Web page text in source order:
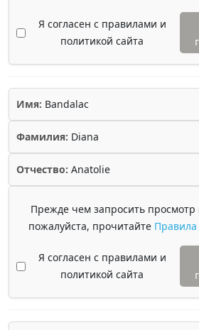
Я согласен с правилами и
политикой сайта
Имя: Bandalac
Фамилия: Diana
Отчество: Anatolie
Прежде чем запросить
пожалуйста, прочитайте Правила
Я согласен с правилами и
политикой сайта